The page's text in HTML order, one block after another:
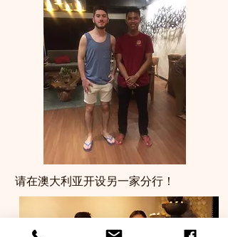
请在澳大利亚开设另一家分行！